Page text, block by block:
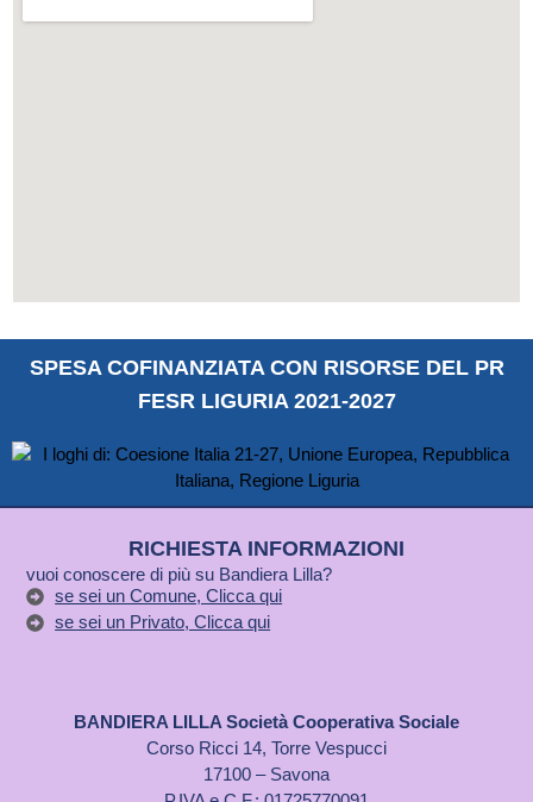
SPESA COFINANZIATA CON RISORSE DEL PR
FESR LIGURIA 2021-2027
RICHIESTA INFORMAZIONI
vuoi conoscere di più su Bandiera Lilla?
se sei un Comune, Clicca qui
se sei un Privato, Clicca qui
BANDIERA LILLA Società Cooperativa Sociale
Corso Ricci 14, Torre Vespucci
17100 – Savona